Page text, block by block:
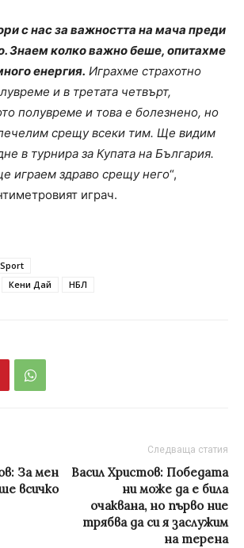
с нас за важността на мача преди
Знаем колко важно беше, опитахме
енергия. Играхме страхотно
и в третата четвърт,
полувреме и това е болезнено, но
срещу всеки тим. Ще видим
в турнира за Купата на България.
играем здраво срещу него“,
играч.
Кени Дай НБЛ
За мен
всичко
Следваща статия
Васил Христов: Победата
ни може да е била
очаквана, но първо ние
трябва да си я заслужим
на терена